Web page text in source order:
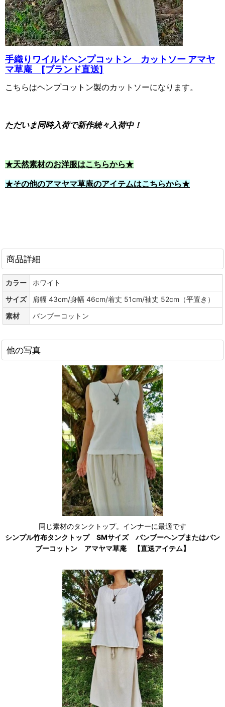
手織りワイルドヘンプコットン カットソー アマヤ
マ草庵 [ブランド直送]
こちらはヘンプコットン製のカットソーになります。
ただいま同時入荷で新作続々入荷中！
★天然素材のお洋服はこちらから★
★その他のアマヤマ草庵のアイテムはこちらから★
商品詳細
カラー
ホワイト
サイズ
肩幅 43cm/身幅 46cm/着丈 51cm/袖丈 52cm（平置き）
素材
バンブーコットン
他の写真
同じ素材のタンクトップ。インナーに最適です
シンプル竹布タンクトップ SMサイズ バンブーヘンプまたはバン
ブーコットン アマヤマ草庵 【直送アイテム】